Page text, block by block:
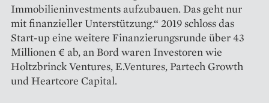
Immobilieninvestments aufzubauen. Das geht nur
mit finanzieller Unterstützung.“ 2019 schloss das
Start-up eine weitere Finanzierungsrunde über 43
Millionen € ab, an Bord waren Investoren wie
Holtzbrinck Ventures, E.Ventures, Partech Growth
und ­Heartcore Capital.